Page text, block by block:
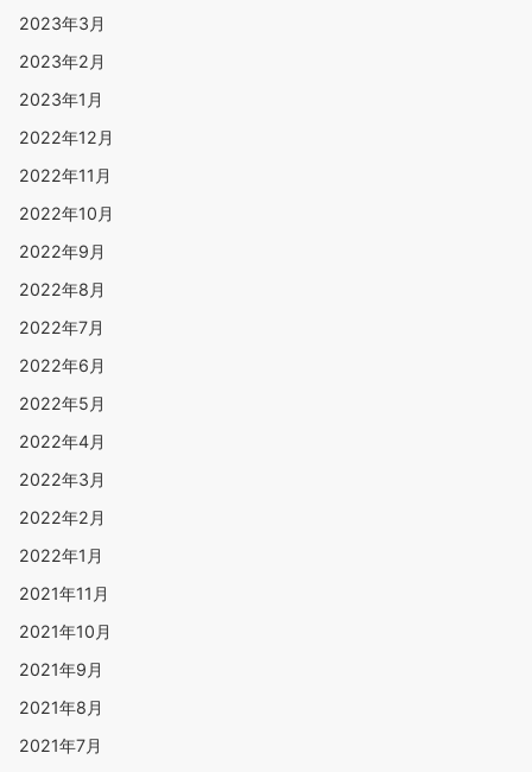
2023年3月
2023年2月
2023年1月
2022年12月
2022年11月
2022年10月
2022年9月
2022年8月
2022年7月
2022年6月
2022年5月
2022年4月
2022年3月
2022年2月
2022年1月
2021年11月
2021年10月
2021年9月
2021年8月
2021年7月